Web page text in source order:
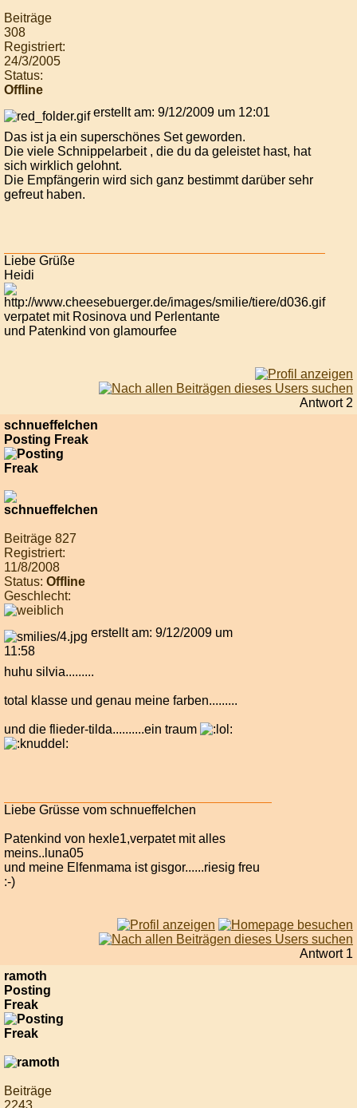
Beiträge
308
Registriert:
24/3/2005
Status:
Offline
erstellt am: 9/12/2009 um 12:01
Das ist ja ein superschönes Set geworden.
Die viele Schnippelarbeit , die du da geleistet hast, hat
sich wirklich gelohnt.
Die Empfängerin wird sich ganz bestimmt darüber sehr
gefreut haben.
Liebe Grüße
Heidi
verpatet mit Rosinova und Perlentante
und Patenkind von glamourfee
Antwort 2
schnueffelchen
Posting Freak
Beiträge 827
Registriert:
11/8/2008
Status: Offline
Geschlecht:
erstellt am: 9/12/2009 um
11:58
huhu silvia.........
total klasse und genau meine farben.........
und die flieder-tilda..........ein traum
Liebe Grüsse vom schnueffelchen
Patenkind von hexle1,verpatet mit alles
meins..luna05
und meine Elfenmama ist gisgor......riesig freu
:-)
Antwort 1
ramoth
Posting
Freak
Beiträge